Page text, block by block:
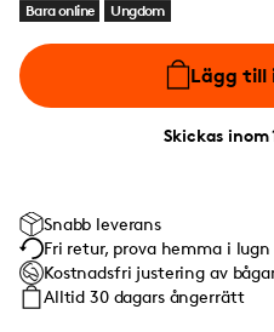
Bara online Ungdom
Lägg till
Skickas
Snabb leverans
Fri retur, prova hemma i
Kostnadsfri justering av
Alltid 30 dagars ångerrätt